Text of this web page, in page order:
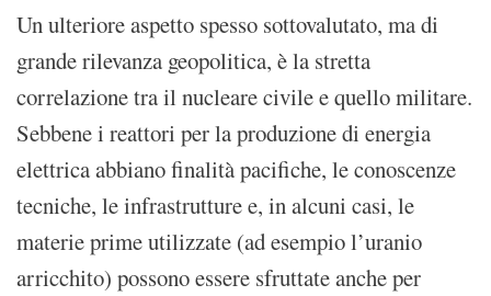
Un ulteriore aspetto spesso sottovalutato, ma di
grande rilevanza geopolitica, è la stretta
correlazione tra il nucleare civile e quello militare.
Sebbene i reattori per la produzione di energia
elettrica abbiano finalità pacifiche, le conoscenze
tecniche, le infrastrutture e, in alcuni casi, le
materie prime utilizzate (ad esempio l’uranio
arricchito) possono essere sfruttate anche per